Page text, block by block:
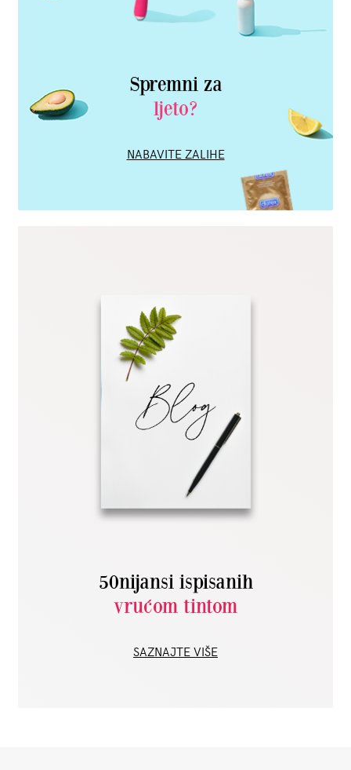
Spremni za
ljeto?
NABAVITE ZALIHE
50nijansi ispisanih
vrućom tintom
SAZNAJTE VIŠE